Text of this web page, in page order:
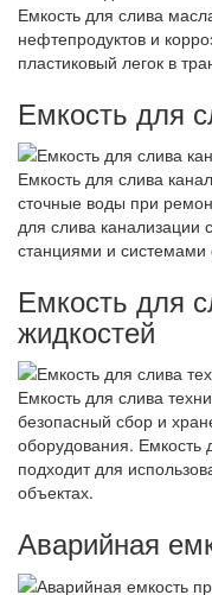
Емкость для слива
нефтепродуктов и
пластиковый легок в
Емкость для
Емкость для слива
сточные воды при
для слива
станциями и системами
Емкость для
жидкостей
Емкость для слива
безопасный сбор и
оборудования. Емкость
подходит для
объектах.
Аварийная